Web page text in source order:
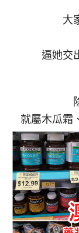
大
逼她交
就屬木瓜霜